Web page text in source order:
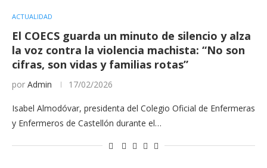
ACTUALIDAD
El COECS guarda un minuto de silencio y alza
la voz contra la violencia machista: “No son
cifras, son vidas y familias rotas”
por Admin 17/02/2026
Isabel Almodóvar, presidenta del Colegio Oficial de Enfermeras
y Enfermeros de Castellón durante el…